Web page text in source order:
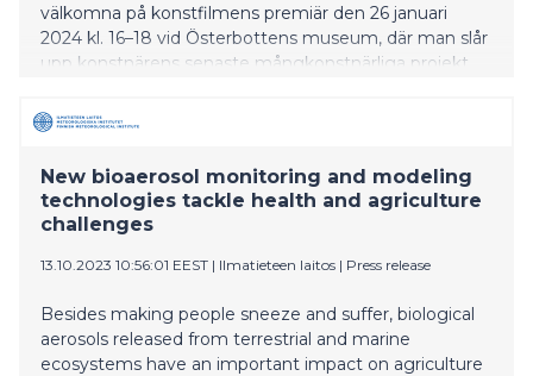
välkomna på konstfilmens premiär den 26 januari
2024 kl. 16–18 vid Österbottens museum, där man slår
upp konstnärens senaste mångkonstnärliga projekt,
New bioaerosol monitoring and modeling
technologies tackle health and agriculture
challenges
13.10.2023 10:56:01 EEST | Ilmatieteen laitos | Press release
Besides making people sneeze and suffer, biological
aerosols released from terrestrial and marine
ecosystems have an important impact on agriculture